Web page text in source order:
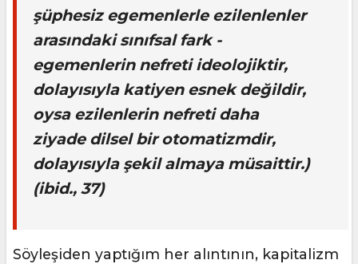
şüphesiz egemenlerle ezilenlenler
arasındaki sınıfsal fark -
egemenlerin nefreti ideolojiktir,
dolayısıyla katiyen esnek değildir,
oysa ezilenlerin nefreti daha
ziyade dilsel bir otomatizmdir,
dolayısıyla şekil almaya müsaittir.)
(ibid., 37)
Söyleşiden yaptığım her alıntının, kapitalizm